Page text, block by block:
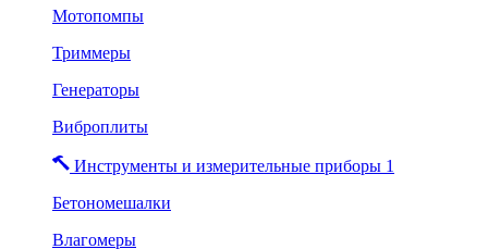
Мотопомпы
Триммеры
Генераторы
Виброплиты
Инструменты и измерительные приборы 1
Бетономешалки
Влагомеры